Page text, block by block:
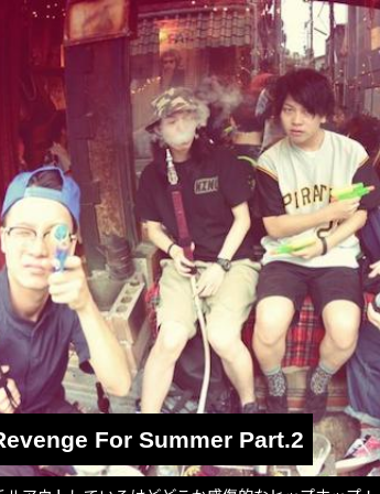
For Summer Part.2